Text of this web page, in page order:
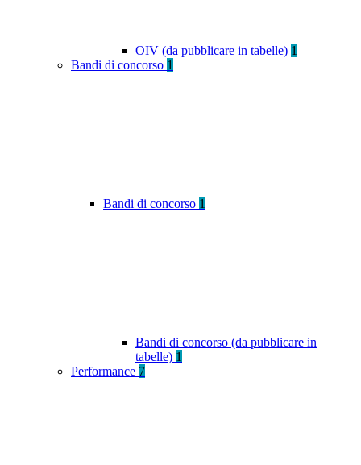
OIV (da pubblicare in tabelle) 1
Bandi di concorso 1
Bandi di concorso 1
Bandi di concorso (da pubblicare in
tabelle) 1
Performance 7